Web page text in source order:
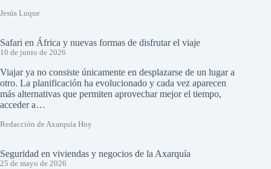
Jesús Luque
Safari en África y nuevas formas de disfrutar el viaje
10 de junio de 2026
Viajar ya no consiste únicamente en desplazarse de un lugar a
otro. La planificación ha evolucionado y cada vez aparecen
más alternativas que permiten aprovechar mejor el tiempo,
acceder a…
Redacción de Axarquía Hoy
Seguridad en viviendas y negocios de la Axarquía
25 de mayo de 2026